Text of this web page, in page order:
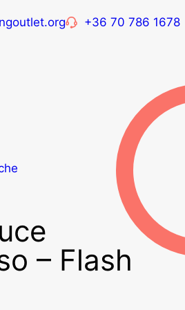
+36 70 786 1678
– Flash